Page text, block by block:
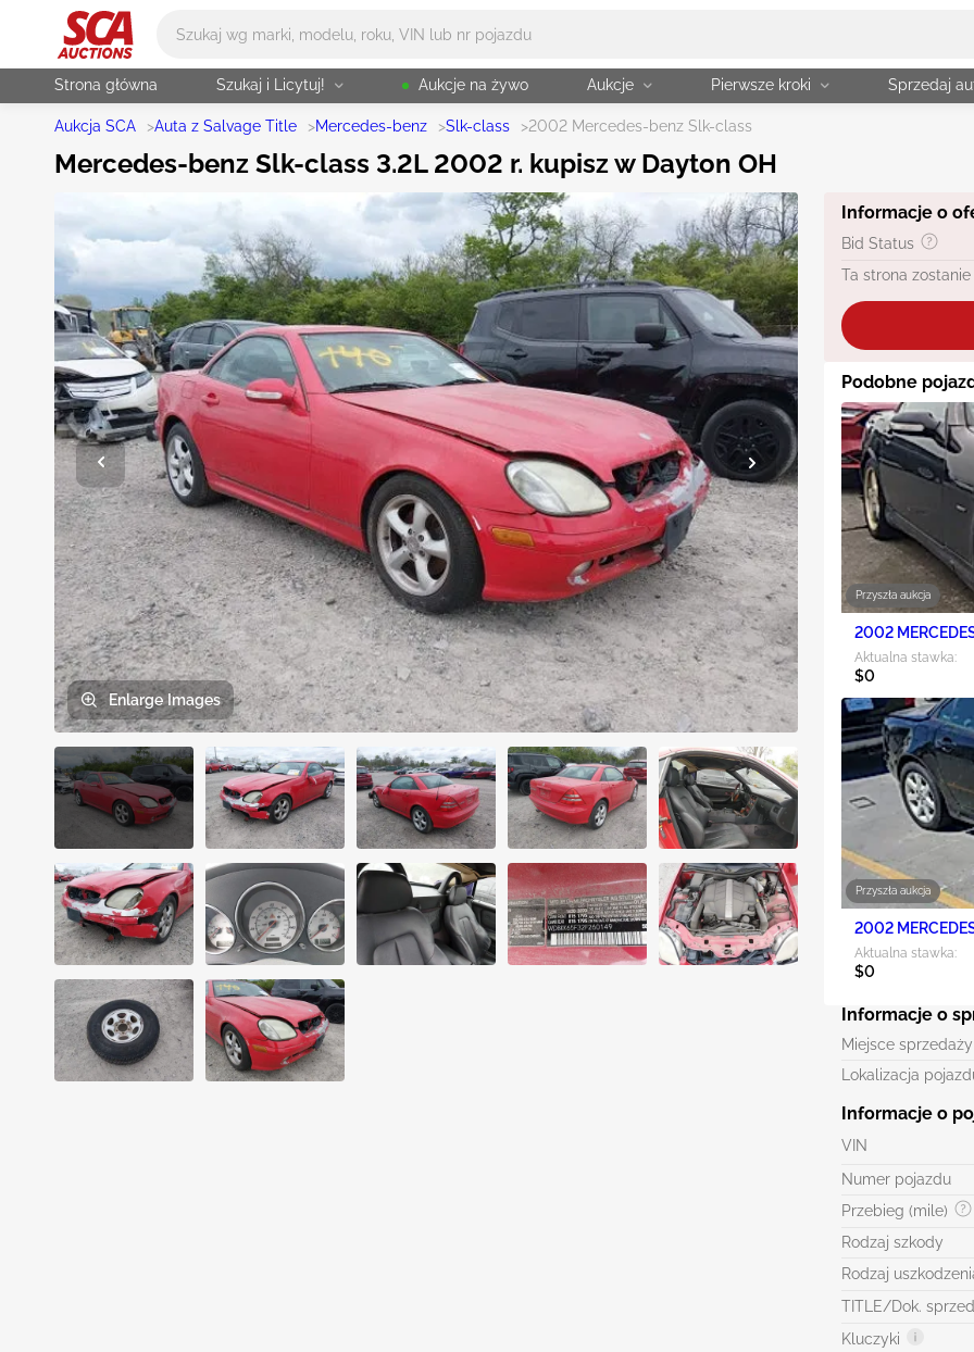
Strona główna Szukaj i Licytuj! Aukcje na żywo Aukcje Pierwsze kroki Sprzedaj
Aukcja SCA >Auta z Salvage Title >Mercedes-benz >Slk-class >2002 Mercedes-benz Slk-class
Mercedes-benz Slk-class 3.2L 2002 r. kupisz w Dayton OH
Enlarge Images
Informacje o
Bid Status
Ta strona
Podobne
Przyszła aukcja
2002
Aktualna stawka:
$0
Przyszła aukcja
2002
Aktualna stawka:
$0
Informacje o
Miejsce sprzedaży
Lokalizacja
Informacje o
VIN
Numer pojazdu
Przebieg (mile)
Rodzaj szkody
Rodzaj
TITLE/Dok.
Kluczyki